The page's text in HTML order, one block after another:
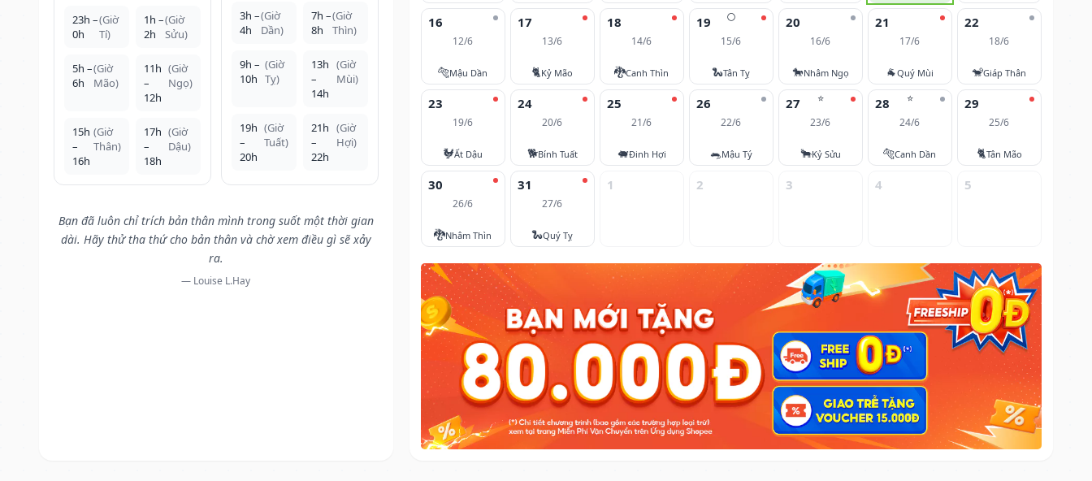
23h –
0h
(Giờ
Tí)
1h –
2h
(Giờ
Sửu)
5h –
6h
(Giờ
Mão)
11h
–
12h
(Giờ
Ngọ)
15h
–
16h
(Giờ
Thân)
17h
–
18h
(Giờ
Dậu)
3h –
4h
(Giờ
Dần)
7h –
8h
(Giờ
Thìn)
9h –
10h
(Giờ
Tỵ)
13h
–
14h
(Giờ
Mùi)
19h
–
20h
(Giờ
Tuất)
21h
–
22h
(Giờ
Hợi)
Bạn đã luôn chỉ trích bản thân mình trong suốt một thời gian
dài. Hãy thử tha thứ cho bản thân và chờ xem điều gì sẽ xảy
ra.
— Louise L.Hay
16
12/6
🐅Mậu Dần
17
13/6
🐈Kỷ Mão
18
14/6
🐉Canh Thìn
🌕
19
15/6
🐍Tân Tỵ
20
16/6
🐎Nhâm Ngọ
21
17/6
🐐Quý Mùi
22
18/6
🐒Giáp Thân
23
19/6
🐓Ất Dậu
24
20/6
🐕Bính Tuất
25
21/6
🐖Đinh Hợi
26
22/6
🐀Mậu Tý
⭐
27
23/6
🐂Kỷ Sửu
⭐
28
24/6
🐅Canh Dần
29
25/6
🐈Tân Mão
30
26/6
🐉Nhâm Thìn
31
27/6
🐍Quý Tỵ
1 2 3 4 5